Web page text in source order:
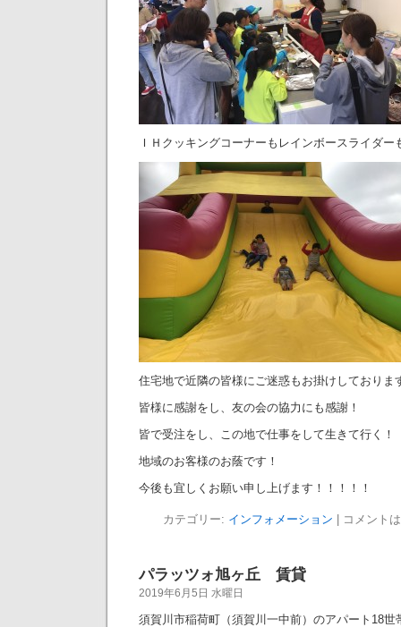
ＩＨクッキングコーナーもレインボースライダー
住宅地で近隣の皆様にご迷惑もお掛けしておりま
皆様に感謝をし、友の会の協力にも感謝！
皆で受注をし、この地で仕事をして生きて行く！
地域のお客様のお蔭です！
今後も宜しくお願い申し上げます！！！！！
カテゴリー: インフォメーション コメント
パラッツォ旭ヶ丘 賃貸
2019年6月5日 水曜日
須賀川市稲荷町（須賀川一中前）のアパート18世